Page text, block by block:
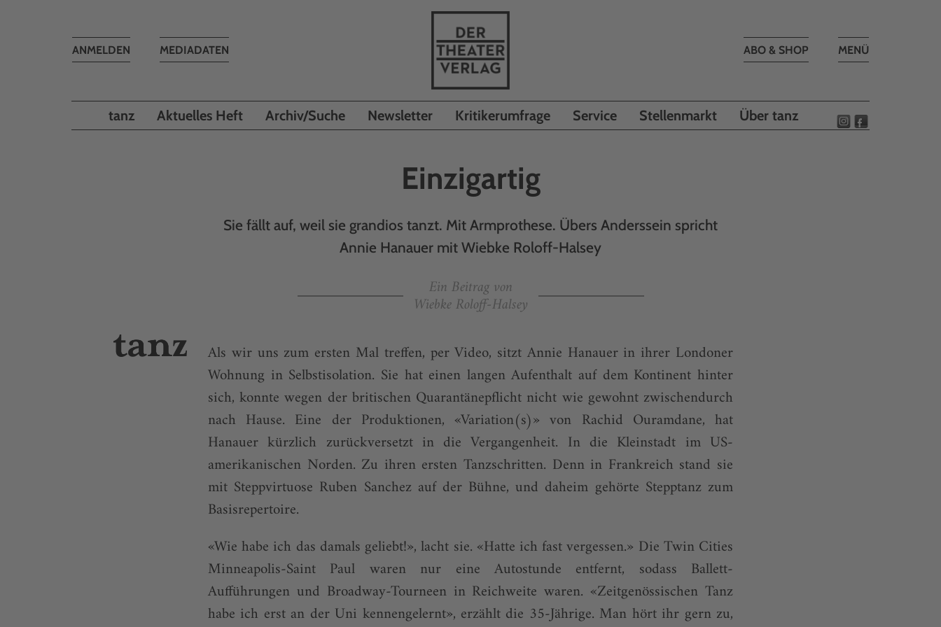
Toggle
MENÜ
ABO & SHOP
MEDIADATEN
Toggle
ANMELDEN
tanz Aktuelles Heft Archiv/Suche Newsletter Kritikerumfrage Service Stellenmarkt Über tanz
Einzigartig
Sie fällt auf, weil sie grandios tanzt. Mit Armprothese. Übers Anderssein spricht
Annie Hanauer mit Wiebke Roloff-Halsey
Ein Beitrag von
Wiebke Roloff-Halsey
Als wir uns zum ersten Mal treffen, per Video, sitzt Annie Hanauer in ihrer Londoner
Wohnung in Selbstisolation. Sie hat einen langen Aufenthalt auf dem Kontinent hinter
sich, konnte wegen der britischen Quarantänepflicht nicht wie gewohnt zwischendurch
nach Hause. Eine der Produktionen, «Variation(s)» von Rachid Ouramdane, hat
Hanauer kürzlich zurückversetzt in die Vergangenheit. In die Kleinstadt im US-
amerikanischen Norden. Zu ihren ersten Tanzschritten. Denn in Frankreich stand sie
mit Steppvirtuose Ruben Sanchez auf der Bühne, und daheim gehörte Stepptanz zum
Basisrepertoire.
«Wie habe ich das damals geliebt!», lacht sie. «Hatte ich fast vergessen.» Die Twin Cities
Minneapolis-Saint Paul waren nur eine Autostunde entfernt, sodass Ballett-
Aufführungen und Broadway-Tourneen in Reichweite waren. «Zeitgenössischen Tanz
habe ich erst an der Uni kennengelernt», erzählt die 35-Jährige. Man hört ihr gern zu,